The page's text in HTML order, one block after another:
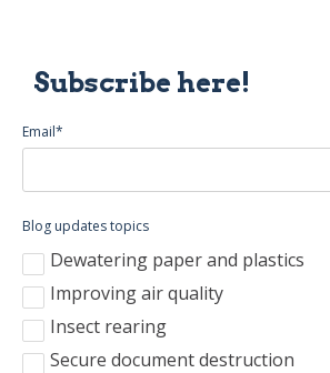
Subscribe here!
Email*
Blog updates topics
Dewatering paper and plastics
Improving air quality
Insect rearing
Secure document destruction